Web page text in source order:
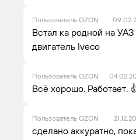
Пользователь OZON
Встал ка родной на
двигатель Iveco
Пользователь OZON
Всё хорошо. Работает.
Пользователь OZON
сделано аккуратно,